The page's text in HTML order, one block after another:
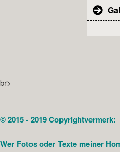
br>
© 2015 - 2019 Copyrightvermerk:
Wer Fotos oder Texte meiner